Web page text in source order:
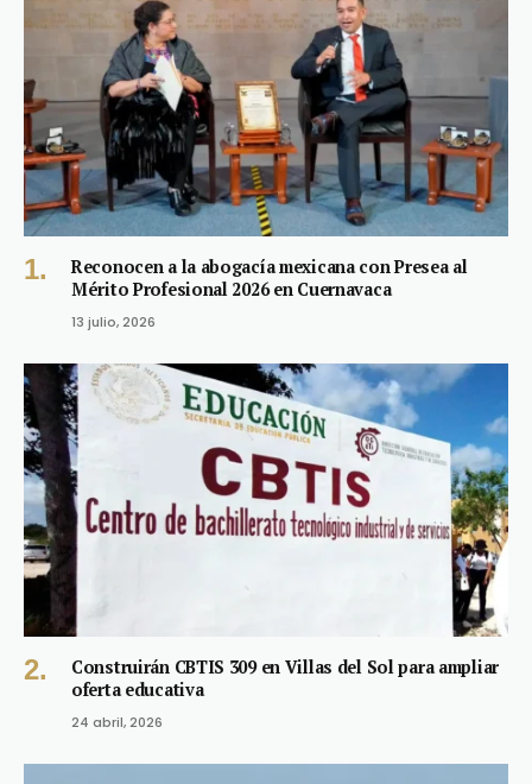
Reconocen a la abogacía mexicana con Presea al
Mérito Profesional 2026 en Cuernavaca
13 julio, 2026
Construirán CBTIS 309 en Villas del Sol para ampliar
oferta educativa
24 abril, 2026